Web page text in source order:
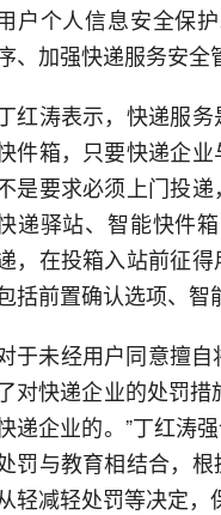
户个人信息安全保
、加强快递服务安全
红涛表示，快递服
件箱，只要快递企业
是要求必须上门投
递驿站、智能快件
，在投箱入站前征
括前置确认选项、智
于未经用户同意擅
对快递企业的处罚
递企业的。”丁红涛
罚与教育相结合，根
轻减轻处罚等决定，